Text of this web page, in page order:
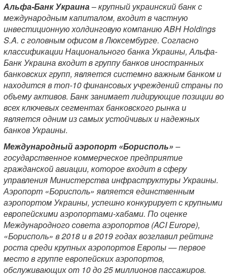
Альфа-Банк Украина– крупный украинский банк с
международным капиталом, входит в частную
инвестиционную холдинговую компанию ABH Holdings
S.A. с головным офисом в Люксембурге. Согласно
классификации Национального банка Украины, Альфа-
Банк Украина входит в группу банков иностранных
банковских групп, является системно важным банком и
находится в топ-10 финансовых учреждений страны по
объему активов. Банк занимает лидирующие позиции во
всех ключевых сегментах банковского рынка и
является одним из самых устойчивых и надежных
банков Украины.
Международный аэропорт «Борисполь» –
государственное коммерческое предприятие
гражданской авиации, которое входит в сферу
управления Министерства инфраструктуры Украины.
Аэропорт «Борисполь» является единственным
аэропортом Украины, успешно конкурирует с крупными
европейскими аэропортами-хабами. По оценке
Международного совета аэропортов (ACI Europe),
«Борисполь» в 2018 и в 2019 годах возглавил рейтинг
роста среди крупных аэропортов Европы — первое
место в группе европейских аэропортов,
обслуживающих от 10 до 25 миллионов пассажиров.